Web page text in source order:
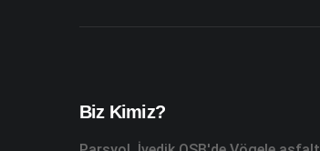
Biz Kimiz?